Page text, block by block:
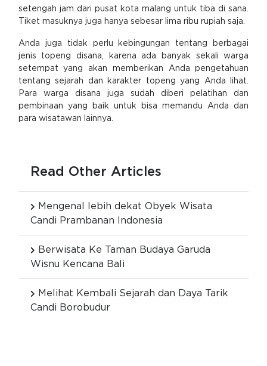
setengah jam dari pusat kota malang untuk tiba di sana.
Tiket masuknya juga hanya sebesar lima ribu rupiah saja.
Anda juga tidak perlu kebingungan tentang berbagai
jenis topeng disana, karena ada banyak sekali warga
setempat yang akan memberikan Anda pengetahuan
tentang sejarah dan karakter topeng yang Anda lihat.
Para warga disana juga sudah diberi pelatihan dan
pembinaan yang baik untuk bisa memandu Anda dan
para wisatawan lainnya.
Read Other Articles
Mengenal lebih dekat Obyek Wisata
Candi Prambanan Indonesia
Berwisata Ke Taman Budaya Garuda
Wisnu Kencana Bali
Melihat Kembali Sejarah dan Daya Tarik
Candi Borobudur